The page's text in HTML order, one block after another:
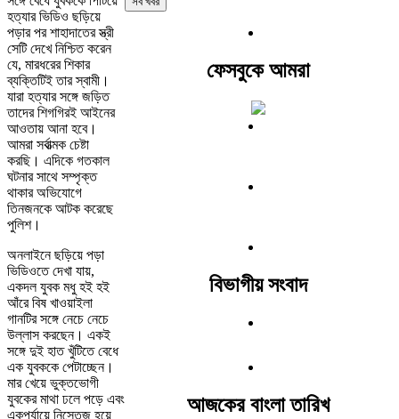
হত্যার ভিডিও ছড়িয়ে
পড়ার পর শাহাদাতের স্ত্রী
সেটি দেখে নিশ্চিত করেন
যে, মারধরের শিকার
ব্যক্তিটিই তার স্বামী।
যারা হত্যার সঙ্গে জড়িত
তাদের শিগগিরই আইনের
আওতায় আনা হবে।
আমরা সর্বাত্মক চেষ্টা
করছি। এদিকে গতকাল
ঘটনার সাথে সম্পৃক্ত
থাকার অভিযোগে
তিনজনকে আটক করেছে
পুলিশ।
অনলাইনে ছড়িয়ে পড়া
ভিডিওতে দেখা যায়,
একদল যুবক মধু হই হই
আঁরে বিষ খাওয়াইলা
গানটির সঙ্গে নেচে নেচে
উল্লাস করছেন। একই
সঙ্গে দুই হাত খুঁটিতে বেধে
এক যুবককে পেটাচ্ছেন।
মার খেয়ে ভুক্তভোগী
যুবকের মাথা ঢলে পড়ে এবং
একপর্যায়ে নিস্তেজ হয়ে
ফেসবুকে আমরা
বিভাগীয় সংবাদ
আজকের বাংলা তারিখ